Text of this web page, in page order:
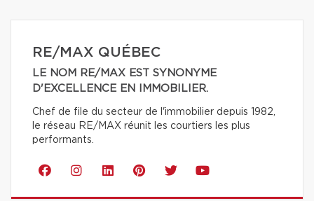
RE/MAX QUÉBEC
LE NOM RE/MAX EST SYNONYME
D'EXCELLENCE EN IMMOBILIER.
Chef de file du secteur de l'immobilier depuis 1982,
le réseau RE/MAX réunit les courtiers les plus
performants.